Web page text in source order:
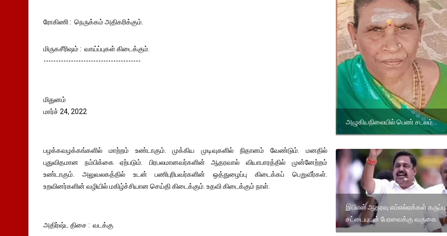
ரோகிணி : நெருக்கம் அதிகரிக்கும்.
மிருகசீரிஷம் : வாய்ப்புகள் கிடைக்கும்.
---------------------------------------
மிதுனம்
மார்ச் 24, 2022
பழக்கவழக்கங்களில் மாற்றம் உண்டாகும். முக்கிய முடிவுகளில் நிதானம் வேண்டும். மனதில்
புதுவிதமான நம்பிக்கை ஏற்படும். பிரபலமானவர்களின் ஆதரவால் வியாபாரத்தில் முன்னேற்றம்
உண்டாகும். அலுவலகத்தில் உடன் பணிபுரிபவர்களின் ஒத்துழைப்பு கிடைக்கப் பெறுவீர்கள்.
உறவினர்களின் வழியில் மகிழ்ச்சியான செய்தி கிடைக்கும். உதவி கிடைக்கும் நாள்.
அதிர்ஷ்ட திசை : வடக்கு
அழுகியநிலையில் பெண் சடலம்...
இபிஎஸ் ஆதரவு எம்எல்ஏக்கள் கருப்பு
சட்டையுடன் பேரவைக்கு வருகை